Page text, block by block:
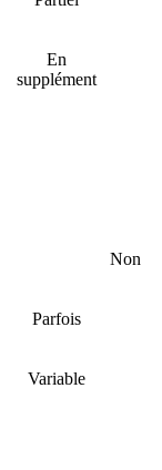
En
supplément
Non
Parfois
Variable